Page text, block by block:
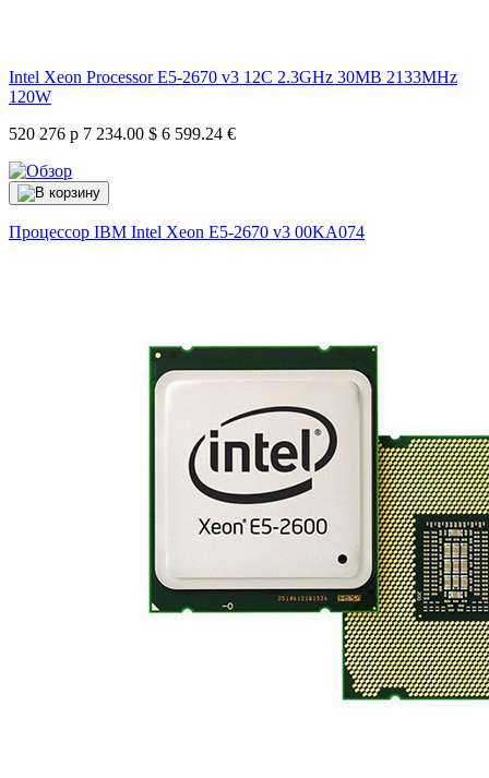
Intel Xeon Processor E5-2670 v3 12C 2.3GHz 30MB 2133MHz
120W
520 276 р 7 234.00 $ 6 599.24 €
Процессор IBM Intel Xeon E5-2670 v3 00KA074